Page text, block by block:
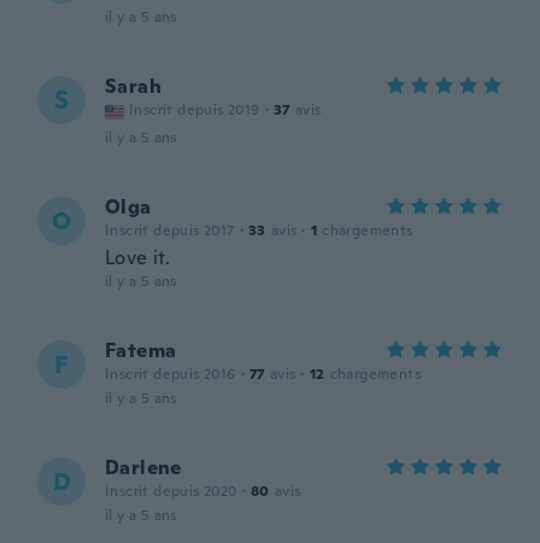
il y a 5 ans
S Sarah
Inscrit depuis 2019 · 37 avis
il y a 5 ans
O Olga
Inscrit depuis 2017 · 33 avis · 1 chargements
Love it.
il y a 5 ans
F Fatema
Inscrit depuis 2016 · 77 avis · 12 chargements
il y a 5 ans
D Darlene
Inscrit depuis 2020 · 80 avis
il y a 5 ans